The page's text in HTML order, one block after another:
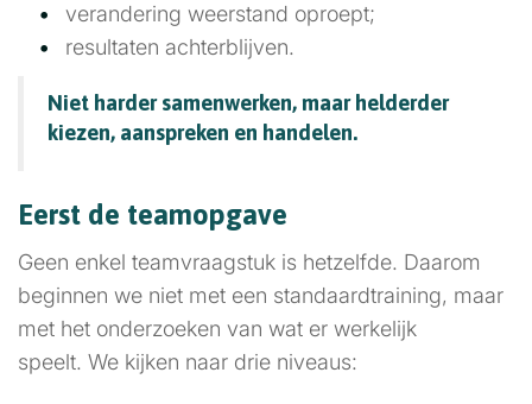
verandering weerstand oproept;
resultaten achterblijven.
Niet harder samenwerken, maar helderder
kiezen, aanspreken en handelen.
Eerst de teamopgave
Geen enkel teamvraagstuk is hetzelfde. Daarom
beginnen we niet met een standaardtraining, maar
met het onderzoeken van wat er werkelijk
speelt. We kijken naar drie niveaus: